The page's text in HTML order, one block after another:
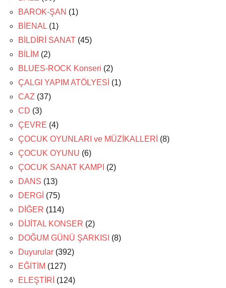
BAROK-ŞAN (1)
BİENAL (1)
BİLDİRİ SANAT (45)
BİLİM (2)
BLUES-ROCK Konseri (2)
ÇALGI YAPIM ATÖLYESİ (1)
CAZ (37)
CD (3)
ÇEVRE (4)
ÇOCUK OYUNLARI ve MÜZİKALLERİ (8)
ÇOCUK OYUNU (6)
ÇOCUK SANAT KAMPI (2)
DANS (13)
DERGİ (75)
DİĞER (114)
DİJİTAL KONSER (2)
DOĞUM GÜNÜ ŞARKISI (8)
Duyurular (392)
EĞİTİM (127)
ELEŞTİRİ (124)